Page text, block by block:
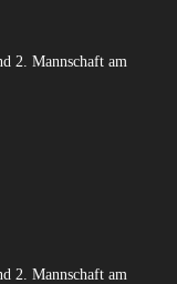
2. Mannschaft am
2. Mannschaft am